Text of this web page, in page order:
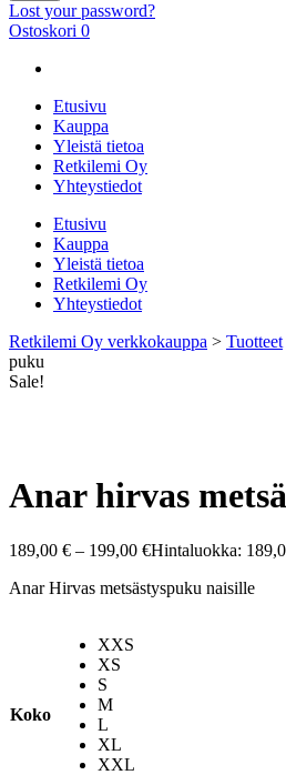
Lost your password?
Ostoskori 0
Etusivu
Kauppa
Yleistä tietoa
Retkilemi Oy
Yhteystiedot
Etusivu
Kauppa
Yleistä tietoa
Retkilemi Oy
Yhteystiedot
Retkilemi Oy verkkokauppa > Tuotteet
puku
Sale!
Anar hirvas
189,00 € – 199,00 €Hintaluokka:
Anar Hirvas metsästyspuku naisille
Koko
XXS
XS
S
M
L
XL
XXL